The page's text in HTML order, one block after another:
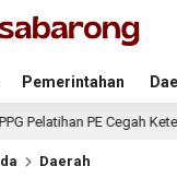
Pemerintahan
Cegah Ketergantungan AI
Daerah